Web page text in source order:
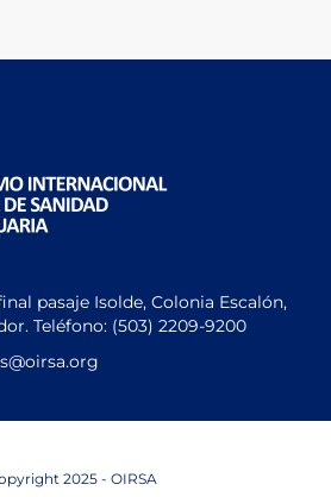
pasaje Isolde, Colonia Escalón,
Teléfono: (503) 2209-9200
@oirsa.org
2025 - OIRSA